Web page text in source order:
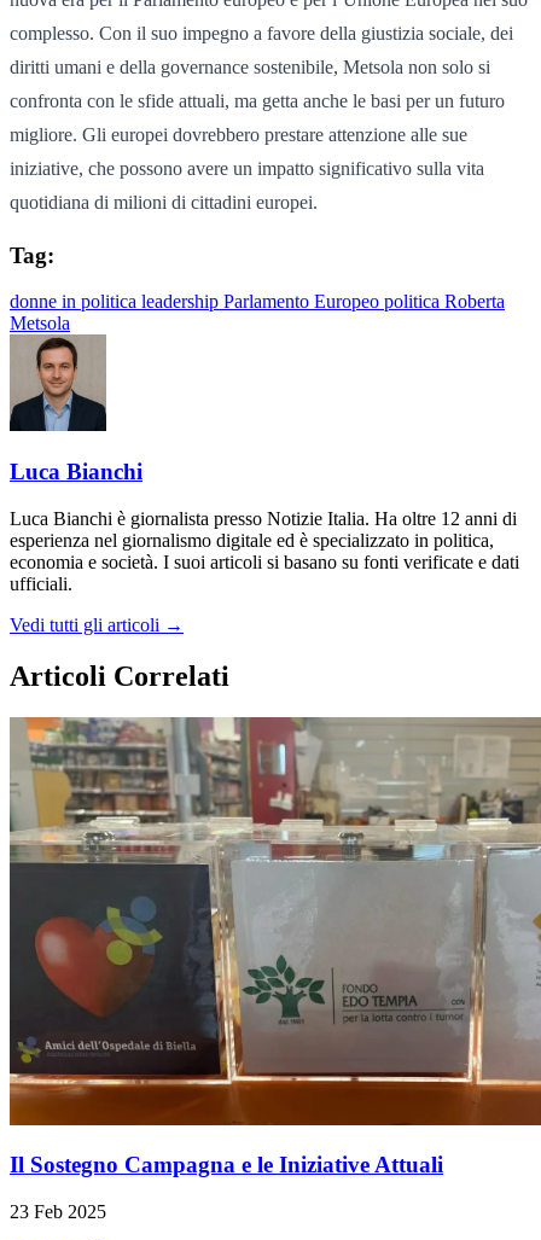
complesso. Con il suo impegno a favore della giustizia sociale, dei
diritti umani e della governance sostenibile, Metsola non solo si
confronta con le sfide attuali, ma getta anche le basi per un futuro
migliore. Gli europei dovrebbero prestare attenzione alle sue
iniziative, che possono avere un impatto significativo sulla vita
quotidiana di milioni di cittadini europei.
Tag:
donne in politica leadership Parlamento Europeo politica Roberta
Metsola
Luca Bianchi
Luca Bianchi è giornalista presso Notizie Italia. Ha oltre 12 anni di
esperienza nel giornalismo digitale ed è specializzato in politica,
economia e società. I suoi articoli si basano su fonti verificate e dati
ufficiali.
Vedi tutti gli articoli →
Articoli Correlati
Il Sostegno Campagna e le Iniziative Attuali
23 Feb 2025